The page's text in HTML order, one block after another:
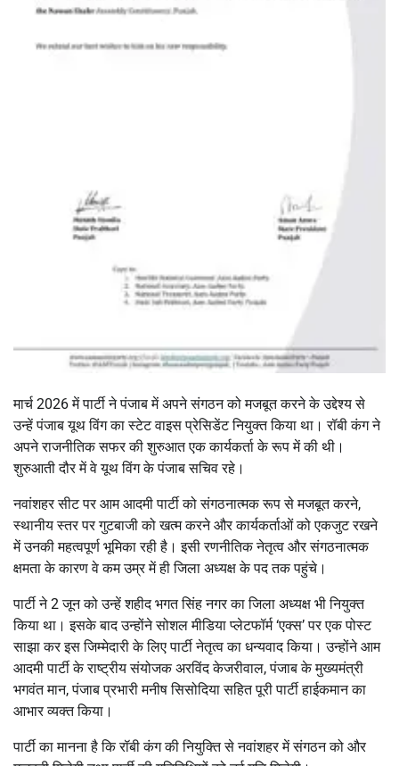
मार्च 2026 में पार्टी ने पंजाब में अपने संगठन को मजबूत करने के उद्देश्य से
उन्हें पंजाब यूथ विंग का स्टेट वाइस प्रेसिडेंट नियुक्त किया था। रॉबी कंग ने
अपने राजनीतिक सफर की शुरुआत एक कार्यकर्ता के रूप में की थी।
शुरुआती दौर में वे यूथ विंग के पंजाब सचिव रहे।
नवांशहर सीट पर आम आदमी पार्टी को संगठनात्मक रूप से मजबूत करने,
स्थानीय स्तर पर गुटबाजी को खत्म करने और कार्यकर्ताओं को एकजुट रखने
में उनकी महत्वपूर्ण भूमिका रही है। इसी रणनीतिक नेतृत्व और संगठनात्मक
क्षमता के कारण वे कम उम्र में ही जिला अध्यक्ष के पद तक पहुंचे।
पार्टी ने 2 जून को उन्हें शहीद भगत सिंह नगर का जिला अध्यक्ष भी नियुक्त
किया था। इसके बाद उन्होंने सोशल मीडिया प्लेटफॉर्म ‘एक्स’ पर एक पोस्ट
साझा कर इस जिम्मेदारी के लिए पार्टी नेतृत्व का धन्यवाद किया। उन्होंने आम
आदमी पार्टी के राष्ट्रीय संयोजक अरविंद केजरीवाल, पंजाब के मुख्यमंत्री
भगवंत मान, पंजाब प्रभारी मनीष सिसोदिया सहित पूरी पार्टी हाईकमान का
आभार व्यक्त किया।
पार्टी का मानना है कि रॉबी कंग की नियुक्ति से नवांशहर में संगठन को और